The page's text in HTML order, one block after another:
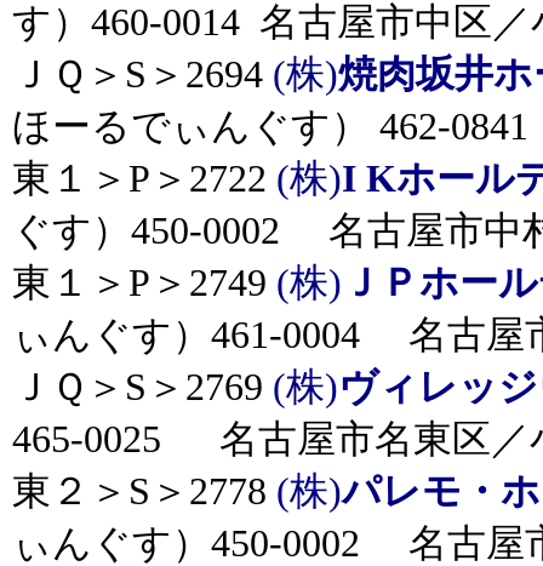
す）460-0014 名古屋市中区／
ＪＱ＞S＞2694 (株)焼肉坂井
ほーるでぃんぐす） 462-
東１＞P＞2722 (株)I Kホール
ぐす）450-0002 名古屋市中
東１＞P＞2749 (株) ＪＰホー
ぃんぐす）461-0004 名古屋
ＪＱ＞S＞2769 (株)ヴィレッ
465-0025 名古屋市名東区／
東２＞S＞2778 (株)パレモ・
ぃんぐす）450-0002 名古屋